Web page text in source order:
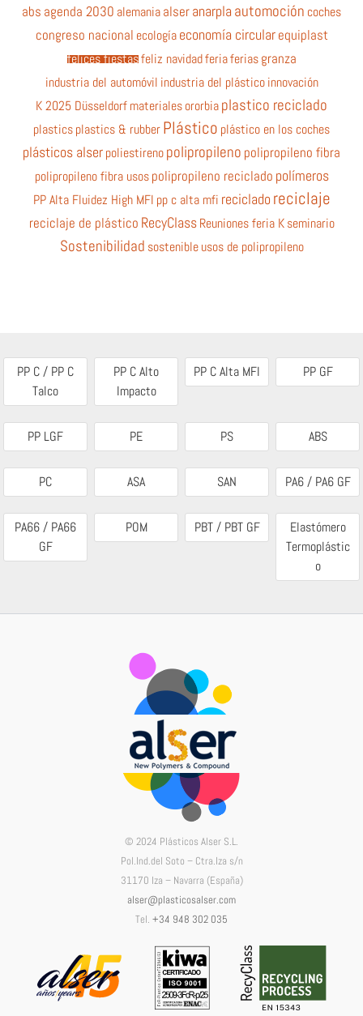
abs agenda 2030 alemaniaalseranarpla automoción coches
congreso nacional ecología economía circular equiplast
felices fiestasfeliz navidadferiaferias granza
industria del automóvil industria del plástico innovación
K 2025 Düsseldorfmaterialesororbiaplastico reciclado
plasticsplastics & rubberPlástico plástico en los coches
plásticos alserpoliestirenopolipropileno polipropileno fibra
polipropileno fibra usos polipropileno reciclado polímeros
PP Alta Fluidez High MFI pp c alta mfi reciclado reciclaje
reciclaje de plástico RecyClass Reuniones feria K seminario
Sostenibilidad sostenible usos de polipropileno
PP C / PP C
Talco
PP C Alto
Impacto
PP C Alta MFI PP GF
PP LGF PE PS ABS
PC ASA SAN PA6 / PA6 GF
PA66 / PA66
GF
POM PBT / PBT GF
Elastómero
Termoplástic
o
© 2024 Plásticos Alser S.L.
Pol.Ind.del Soto – Ctra.Iza s/n
31170 Iza – Navarra (España)
alser@plasticosalser.com
Tel. +34 948 302 035